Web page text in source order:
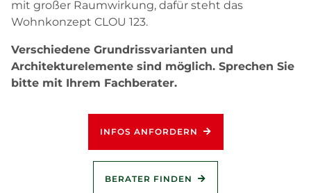
mit großer Raumwirkung, dafür steht das
Wohnkonzept CLOU 123.
Verschiedene Grundrissvarianten und
Architekturelemente sind möglich. Sprechen Sie
bitte mit Ihrem Fachberater.
INFOS ANFORDERN
BERATER FINDEN